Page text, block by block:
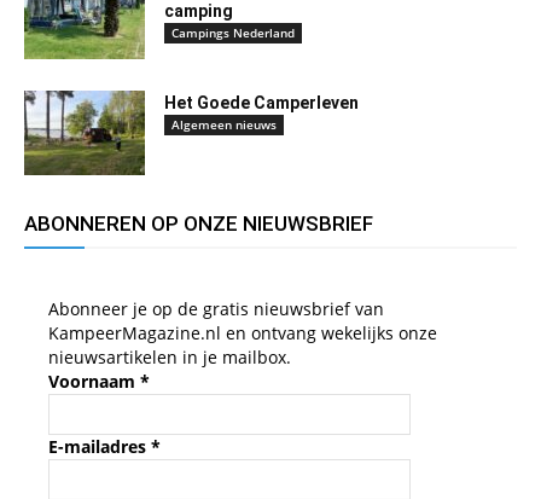
camping
Campings Nederland
Het Goede Camperleven
Algemeen nieuws
ABONNEREN OP ONZE NIEUWSBRIEF
Abonneer je op de gratis nieuwsbrief van
KampeerMagazine.nl en ontvang wekelijks onze
nieuwsartikelen in je mailbox.
Voornaam *
E-mailadres *